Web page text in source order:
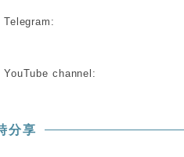
channel:
分享